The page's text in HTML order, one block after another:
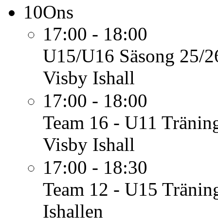
10Ons
17:00 - 18:00
U15/U16 Säsong 25/
Visby Ishall
17:00 - 18:00
Team 16 - U11
Visby Ishall
17:00 - 18:30
Team 12 - U15
Ishallen